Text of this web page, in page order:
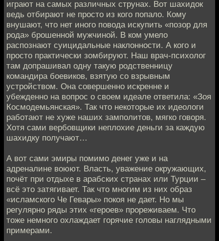
играют на самых различных струнах. Вот шахидок
ведь отбирают не просто из кого попало. Кому
внушают, что нет иного повода искупить «позор для
рода» брошенной мужчиной. В ком умело
распознают суицидальные наклонности. А кого и
просто практически зомбируют. Наш врач-психолог
там допрашивал одну такую родственницу
командира боевиков, взятую со взрывным
устройством. Она совершенно искренне и
убежденно на вопрос о своем идеале ответила: «Зоя
Космодемьянская». Так что некоторые их идеологи
работают не хуже наших замполитов, мягко говоря.
Хотя сами вербовщики неплохие деньги за каждую
шахидку получают…
А вот сами эмиры помимо денег уже и на
адреналине воюют. Власть, уважение окружающих,
почёт при отдыхе в арабских странах или Турции –
всё это затягивает. Так что многим из них образ
«исламского Че Гевары» покоя не дает. Но мы
регулярно ряды этих «героев» прореживаем. Что
тоже немного охлаждает горячие головы наглядными
примерами.